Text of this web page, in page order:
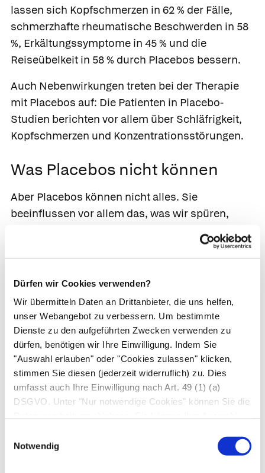
Dürfen wir Cookies verwenden?
Wir übermitteln Daten an Drittanbieter, die uns helfen,
unser Webangebot zu verbessern. Um bestimmte
Dienste zu den aufgeführten Zwecken verwenden zu
dürfen, benötigen wir Ihre Einwilligung. Indem Sie
"Auswahl erlauben" oder "Cookies zulassen" klicken,
stimmen Sie diesen (jederzeit widerruflich) zu. Dies
umfasst auch Ihre Einwilligung nach Art. 49 (1) (a)
DSGVO. Unter "Nur notwendige Cookies" können Sie die
Notwendig
lassen sich Kopfschmerzen in 62 % der Fälle,
schmerzhafte rheumatische Beschwerden in 58
%, Erkältungssymptome in 45 % und die
Reiseübelkeit in 58 % durch Placebos bessern.
Auch Nebenwirkungen treten bei der Therapie
mit Placebos auf: Die Patienten in Placebo-
Studien berichten vor allem über Schläfrigkeit,
Kopfschmerzen und Konzentrationsstörungen.
Was Placebos nicht können
Aber Placebos können nicht alles. Sie
beeinflussen vor allem das, was wir spüren,
unsere Wahrnehmung also. Blutwerte und die
Funktion einzelner Organe können sie allenfalls
indirekt beeinflussen. Das bedeutet praktisch,
dass Placebos das Krankheitserleben stark
beeinflussen können, den Verlauf einer Krankheit
selbst aber nur wenig.
Da Placebos vor allem Beschwerden
beeinflussen, wirken sie besonders effektiv
bei Leiden, bei denen eingestörtes Befinden
im Vordergrund steht, wie etwa
Schmerzerkrankungen, Magen-Darm-
Probleme, Allergien, depressive
Verstimmungen sowie psychosomatische
oder stressbedingte Beschwerden.